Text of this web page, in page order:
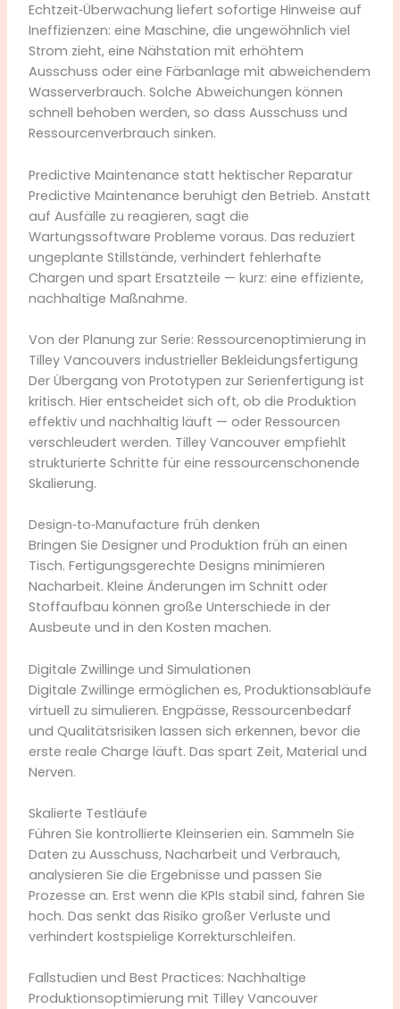
Echtzeit‑Überwachung liefert sofortige Hinweise auf
Ineffizienzen: eine Maschine, die ungewöhnlich viel
Strom zieht, eine Nähstation mit erhöhtem
Ausschuss oder eine Färbanlage mit abweichendem
Wasserverbrauch. Solche Abweichungen können
schnell behoben werden, so dass Ausschuss und
Ressourcenverbrauch sinken.
Predictive Maintenance statt hektischer Reparatur
Predictive Maintenance beruhigt den Betrieb. Anstatt
auf Ausfälle zu reagieren, sagt die
Wartungssoftware Probleme voraus. Das reduziert
ungeplante Stillstände, verhindert fehlerhafte
Chargen und spart Ersatzteile — kurz: eine effiziente,
nachhaltige Maßnahme.
Von der Planung zur Serie: Ressourcenoptimierung in
Tilley Vancouvers industrieller Bekleidungsfertigung
Der Übergang von Prototypen zur Serienfertigung ist
kritisch. Hier entscheidet sich oft, ob die Produktion
effektiv und nachhaltig läuft — oder Ressourcen
verschleudert werden. Tilley Vancouver empfiehlt
strukturierte Schritte für eine ressourcenschonende
Skalierung.
Design‑to‑Manufacture früh denken
Bringen Sie Designer und Produktion früh an einen
Tisch. Fertigungsgerechte Designs minimieren
Nacharbeit. Kleine Änderungen im Schnitt oder
Stoffaufbau können große Unterschiede in der
Ausbeute und in den Kosten machen.
Digitale Zwillinge und Simulationen
Digitale Zwillinge ermöglichen es, Produktionsabläufe
virtuell zu simulieren. Engpässe, Ressourcenbedarf
und Qualitätsrisiken lassen sich erkennen, bevor die
erste reale Charge läuft. Das spart Zeit, Material und
Nerven.
Skalierte Testläufe
Führen Sie kontrollierte Kleinserien ein. Sammeln Sie
Daten zu Ausschuss, Nacharbeit und Verbrauch,
analysieren Sie die Ergebnisse und passen Sie
Prozesse an. Erst wenn die KPIs stabil sind, fahren Sie
hoch. Das senkt das Risiko großer Verluste und
verhindert kostspielige Korrekturschleifen.
Fallstudien und Best Practices: Nachhaltige
Produktionsoptimierung mit Tilley Vancouver